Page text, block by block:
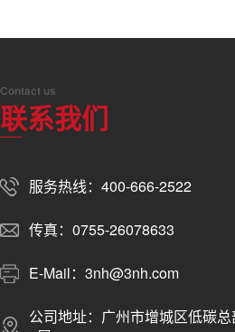
Contact us
联系我们
服务热线：400-666-2522
传真：0755-26078633
E-Mail：3nh@3nh.com
公司地址：广州市增城区低碳